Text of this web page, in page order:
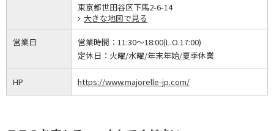
東京都世田谷区下馬2-6-14
大きな地図で見る
営業日 営業時間： 11:30～18:00(L.O.17:00)
定休日： 火曜/水曜/年末年始/夏季休業
HP https://www.majorelle-jp.com/